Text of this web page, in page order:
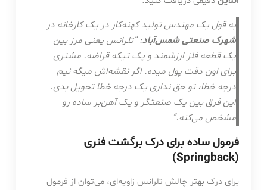
به قول یک مهندس تولید کهنه‌کار در یک کارخانه در
شهرک صنعتی شمس‌آباد: “تلرانس یعنی مرز بین
یک قطعه فلز ارزشمند و یک تیکه قراضه. مشتری
برای اون دقت پول میده. اگر نقشه‌اش میگه نیم
درجه خطا، تو حق نداری یک درجه خطا تحویل بدی.
این فرق بین یک صنعتگر و یک آهن‌بر ساده رو
مشخص می‌کنه.”
فرمول ساده برای درک برگشت فنری
(Springback)
برای درک بهتر چالش تلرانس زاویه‌ای، می‌توان از فرمول